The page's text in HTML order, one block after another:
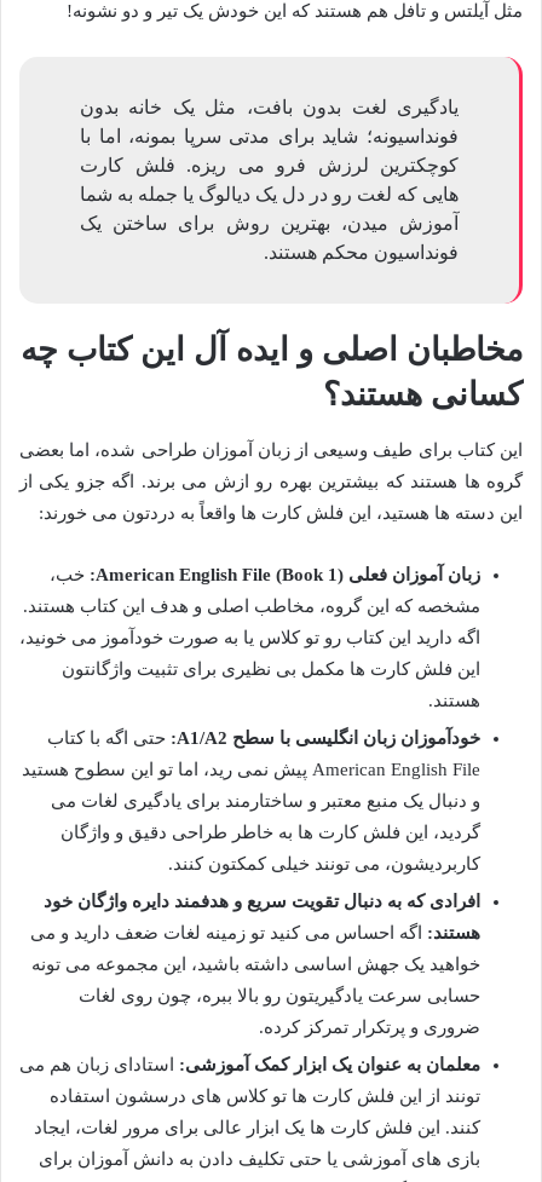
مثل آیلتس و تافل هم هستند که این خودش یک تیر و دو نشونه!
یادگیری لغت بدون بافت، مثل یک خانه بدون
فونداسیونه؛ شاید برای مدتی سرپا بمونه، اما با
کوچکترین لرزش فرو می ریزه. فلش کارت
هایی که لغت رو در دل یک دیالوگ یا جمله به شما
آموزش میدن، بهترین روش برای ساختن یک
فونداسیون محکم هستند.
مخاطبان اصلی و ایده آل این کتاب چه
کسانی هستند؟
این کتاب برای طیف وسیعی از زبان آموزان طراحی شده، اما بعضی
گروه ها هستند که بیشترین بهره رو ازش می برند. اگه جزو یکی از
این دسته ها هستید، این فلش کارت ها واقعاً به دردتون می خورند:
زبان آموزان فعلی American English File (Book 1):
خب،
مشخصه که این گروه، مخاطب اصلی و هدف این کتاب هستند.
اگه دارید این کتاب رو تو کلاس یا به صورت خودآموز می خونید،
این فلش کارت ها مکمل بی نظیری برای تثبیت واژگانتون
هستند.
خودآموزان زبان انگلیسی با سطح A1/A2:
حتی اگه با کتاب
American English File پیش نمی رید، اما تو این سطوح هستید
و دنبال یک منبع معتبر و ساختارمند برای یادگیری لغات می
گردید، این فلش کارت ها به خاطر طراحی دقیق و واژگان
کاربردیشون، می تونند خیلی کمکتون کنند.
افرادی که به دنبال تقویت سریع و هدفمند دایره واژگان خود
هستند: اگه احساس می کنید تو زمینه لغات ضعف دارید و می
خواهید یک جهش اساسی داشته باشید، این مجموعه می تونه
حسابی سرعت یادگیریتون رو بالا ببره، چون روی لغات
ضروری و پرتکرار تمرکز کرده.
معلمان به عنوان یک ابزار کمک آموزشی: استادای زبان هم می
تونند از این فلش کارت ها تو کلاس های درسشون استفاده
کنند. این فلش کارت ها یک ابزار عالی برای مرور لغات، ایجاد
بازی های آموزشی یا حتی تکلیف دادن به دانش آموزان برای